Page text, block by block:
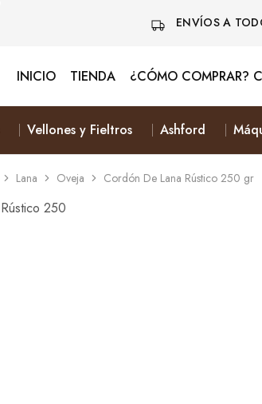
ENVÍOS A
INICIO TIENDA ¿CÓMO COMPRAR?
Vellones y Fieltros Ashford
Lana Oveja Cordón De Lana Rústico 250 gr